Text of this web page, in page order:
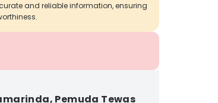
and reliable information, ensuring
Pemuda Tewas